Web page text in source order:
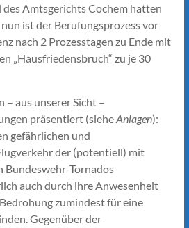
des Amtsgerichts Cochem hatten
ist der Berufungsprozess vor
nach 2 Prozesstagen zu Ende mit
„Hausfriedensbruch“ zu je 30
– aus unserer Sicht –
präsentiert (sieheAnlagen):
gefährlichen und
der (potentiell) mit
Bundeswehr-Tornados
auch durch ihre Anwesenheit
zumindest für eine
Gegenüber der